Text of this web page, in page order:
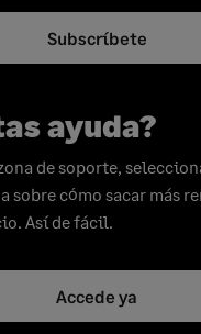
Subscríbete
ayuda?
de soporte,
sobre cómo sacar más
Así de fácil.
Accede ya